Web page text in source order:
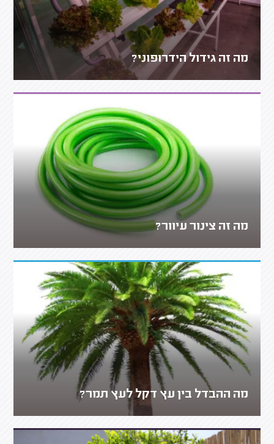
מה זה גידול הידרופוני?
מה זה צינור עיוור?
מה ההבדל בין עץ דקל לעץ תמר?